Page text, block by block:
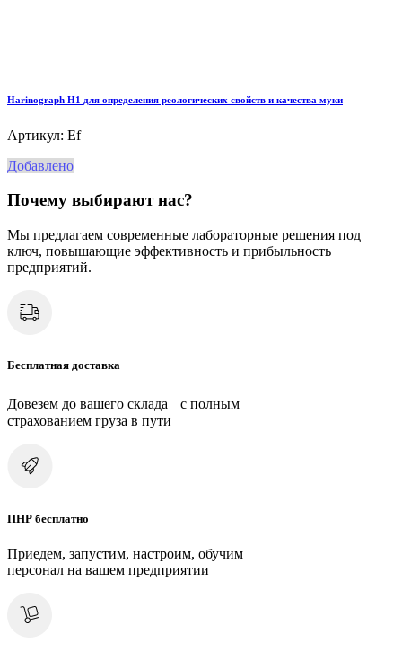
Harinograph Н1 для определения реологических свойств и качества муки
Артикул: Ef
Добавлено
Почему выбирают нас?
Мы предлагаем современные лабораторные решения под
ключ, повышающие эффективность и прибыльность
предприятий.
Бесплатная доставка
Довезем до вашего склада с полным
страхованием груза в пути
ПНР бесплатно
Приедем, запустим, настроим, обучим
персонал на вашем предприятии